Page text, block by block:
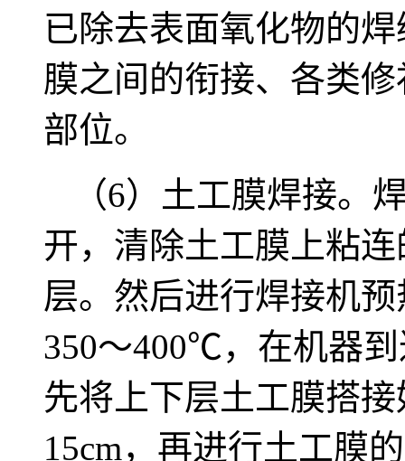
已除去表面氧化物的
膜之间的衔接、各类
部位。
（6）土工膜焊接。
开，清除土工膜上粘
层。然后进行焊接机
350～400℃，在机器
先将上下层土工膜搭
15cm，再进行土工膜